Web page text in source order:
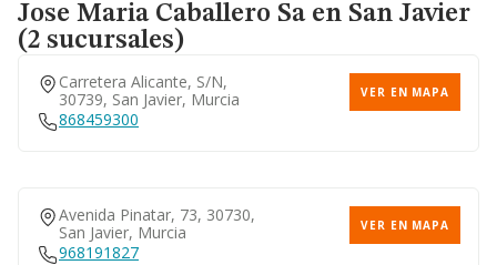
Jose Maria Caballero Saen San Javier
(2 sucursales)
Carretera Alicante, S/n,
30739, San Javier, Murcia
VER EN MAPA
868459300
Avenida Pinatar, 73, 30730,
San Javier, Murcia
VER EN MAPA
968191827